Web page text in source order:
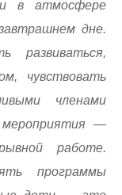
в атмосфере
дне.
развиваться,
чувствовать
членами
—
работе.
программы